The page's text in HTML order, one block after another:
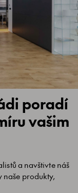
poradí
vašim
a navštivte náš
naše produkty,